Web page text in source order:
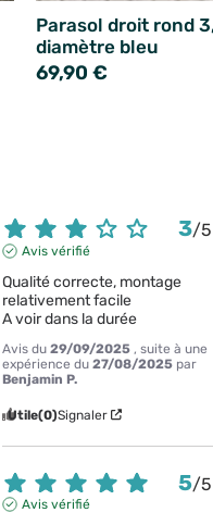
Parasol droit rond
diamètre bleu
69,90 €
3/5
Avis vérifié
Qualité correcte, montage
relativement facile
A voir dans la durée
Avis du29/09/2025 , suite à une
expérience du27/08/2025 par
Benjamin P.
Utile(0)Signaler
5/5
Avis vérifié